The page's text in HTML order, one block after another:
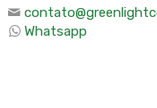
Whatsapp